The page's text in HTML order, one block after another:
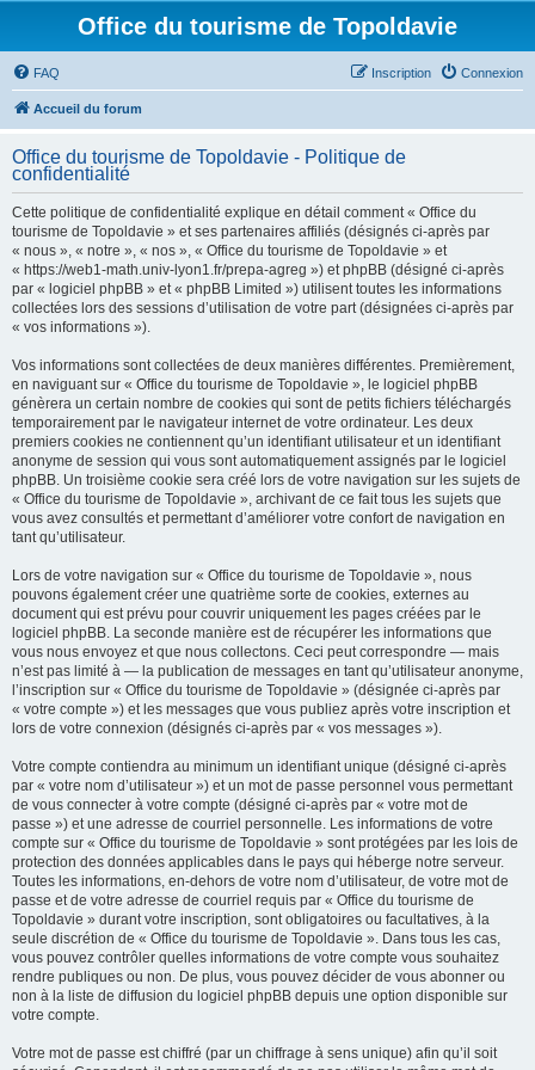
Office du tourisme de Topoldavie
FAQ Connexion
Inscription
Accueil du forum
Office du tourisme de Topoldavie - Politique de
confidentialité
Cette politique de confidentialité explique en détail comment « Office du
tourisme de Topoldavie » et ses partenaires affiliés (désignés ci-après par
« nous », « notre », « nos », « Office du tourisme de Topoldavie » et
« https://web1-math.univ-lyon1.fr/prepa-agreg ») et phpBB (désigné ci-après
par « logiciel phpBB » et « phpBB Limited ») utilisent toutes les informations
collectées lors des sessions d’utilisation de votre part (désignées ci-après par
« vos informations »).
Vos informations sont collectées de deux manières différentes. Premièrement,
en naviguant sur « Office du tourisme de Topoldavie », le logiciel phpBB
génèrera un certain nombre de cookies qui sont de petits fichiers téléchargés
temporairement par le navigateur internet de votre ordinateur. Les deux
premiers cookies ne contiennent qu’un identifiant utilisateur et un identifiant
anonyme de session qui vous sont automatiquement assignés par le logiciel
phpBB. Un troisième cookie sera créé lors de votre navigation sur les sujets de
« Office du tourisme de Topoldavie », archivant de ce fait tous les sujets que
vous avez consultés et permettant d’améliorer votre confort de navigation en
tant qu’utilisateur.
Lors de votre navigation sur « Office du tourisme de Topoldavie », nous
pouvons également créer une quatrième sorte de cookies, externes au
document qui est prévu pour couvrir uniquement les pages créées par le
logiciel phpBB. La seconde manière est de récupérer les informations que
vous nous envoyez et que nous collectons. Ceci peut correspondre — mais
n’est pas limité à — la publication de messages en tant qu’utilisateur anonyme,
l’inscription sur « Office du tourisme de Topoldavie » (désignée ci-après par
« votre compte ») et les messages que vous publiez après votre inscription et
lors de votre connexion (désignés ci-après par « vos messages »).
Votre compte contiendra au minimum un identifiant unique (désigné ci-après
par « votre nom d’utilisateur ») et un mot de passe personnel vous permettant
de vous connecter à votre compte (désigné ci-après par « votre mot de
passe ») et une adresse de courriel personnelle. Les informations de votre
compte sur « Office du tourisme de Topoldavie » sont protégées par les lois de
protection des données applicables dans le pays qui héberge notre serveur.
Toutes les informations, en-dehors de votre nom d’utilisateur, de votre mot de
passe et de votre adresse de courriel requis par « Office du tourisme de
Topoldavie » durant votre inscription, sont obligatoires ou facultatives, à la
seule discrétion de « Office du tourisme de Topoldavie ». Dans tous les cas,
vous pouvez contrôler quelles informations de votre compte vous souhaitez
rendre publiques ou non. De plus, vous pouvez décider de vous abonner ou
non à la liste de diffusion du logiciel phpBB depuis une option disponible sur
votre compte.
Votre mot de passe est chiffré (par un chiffrage à sens unique) afin qu’il soit